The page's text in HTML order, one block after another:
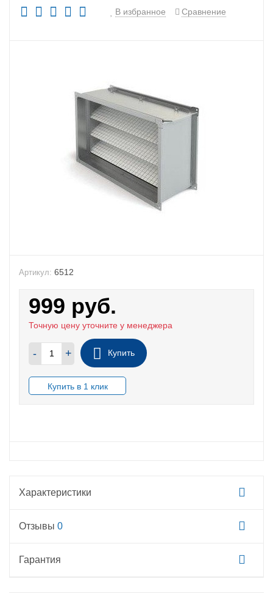
В избранное Сравнение
Артикул: 6512
999 руб.
Точную цену уточните у менеджера
- + Купить
Характеристики
Отзывы 0
Гарантия